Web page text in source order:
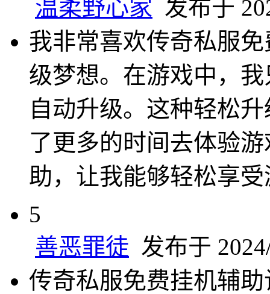
温柔野心家 发布于
我非常喜欢传奇私服
级梦想。在游戏中，
自动升级。这种轻松
了更多的时间去体验
助，让我能够轻松享
5
善恶罪徒 发布于
传奇私服免费挂机辅